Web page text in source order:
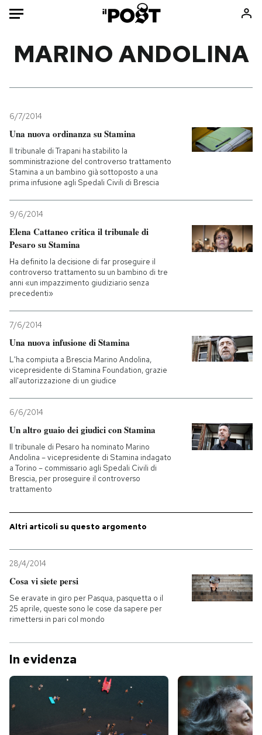
Mondo
Politica
Tecnologia
Internet
Scienza
Cultura
Economia
Sport
Consumismi
Ok Boomer!
Media
Europa
Mondiali calcio 2026
PODCAST
NEWSLETTER
I MIEI PREFERITI
SHOP
AREA PERSONALE
MARINO ANDOLINA
6/7/2014
Una nuova ordinanza su Stamina
Il tribunale di Trapani ha stabilito la
somministrazione del controverso trattamento
Stamina a un bambino già sottoposto a una
prima infusione agli Spedali Civili di Brescia
9/6/2014
Elena Cattaneo critica il tribunale di
Pesaro su Stamina
Ha definito la decisione di far proseguire il
controverso trattamento su un bambino di tre
anni «un impazzimento giudiziario senza
precedenti»
7/6/2014
Una nuova infusione di Stamina
L'ha compiuta a Brescia Marino Andolina,
vicepresidente di Stamina Foundation, grazie
all'autorizzazione di un giudice
6/6/2014
Un altro guaio dei giudici con Stamina
Il tribunale di Pesaro ha nominato Marino
Andolina – vicepresidente di Stamina indagato
a Torino – commissario agli Spedali Civili di
Brescia, per proseguire il controverso
trattamento
Altri articoli su questo argomento
28/4/2014
Cosa vi siete persi
Se eravate in giro per Pasqua, pasquetta o il
25 aprile, queste sono le cose da sapere per
rimettersi in pari col mondo
In evidenza